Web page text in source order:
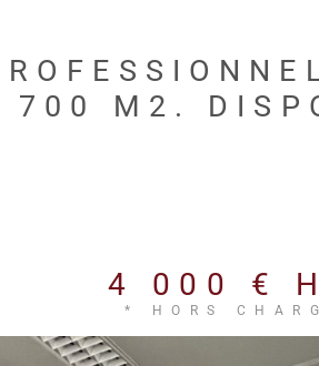
700 M2.
4 000 €
* HORS